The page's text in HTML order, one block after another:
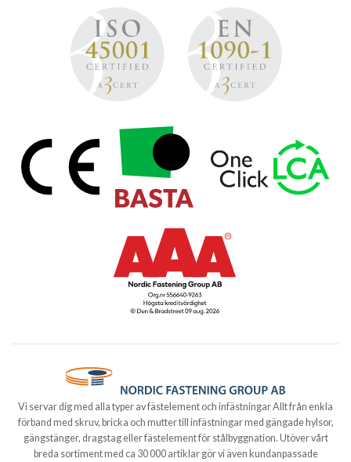
Vi servar dig med alla typer av fästelement och infästningar Allt från enkla
förband med skruv, bricka och mutter till infästningar med gängade hylsor,
gängstänger, dragstag eller fästelement för stålbyggnation. Utöver vårt
breda sortiment med ca 30 000 artiklar gör vi även kundanpassade